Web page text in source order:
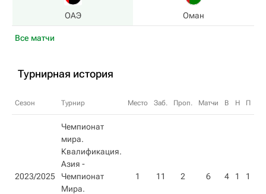
Все матчи
ОАЭ Оман
Турнирная история
Сезон Турнир Место Заб. Проп. Матчи В Н П
2023/2025
Чемпионат
мира.
Квалификация.
Азия -
Чемпионат
Мира.
1 11 2 6 4 1 1